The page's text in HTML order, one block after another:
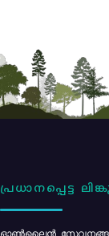
പ്രധാനപ്പെട്ട
ഓൺലൈൻ